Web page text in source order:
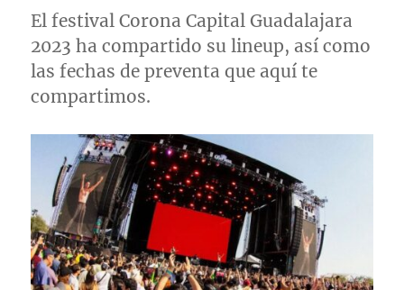
El festival Corona Capital Guadalajara
2023 ha compartido su lineup, así como
las fechas de preventa que aquí te
compartimos.